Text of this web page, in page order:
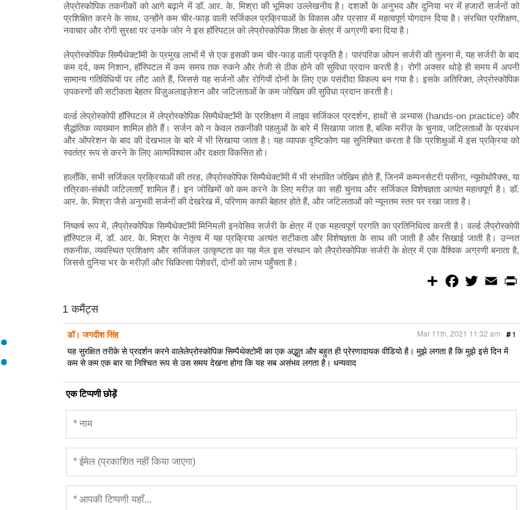
लेप्रोस्कोपिक तकनीकों को आगे बढ़ाने में डॉ. आर. के. मिश्रा की भूमिका उल्लेखनीय है। दशकों के अनुभव और दुनिया भर में हजारों सर्जनों को
प्रशिक्षित करने के साथ, उन्होंने कम चीर-फाड़ वाली सर्जिकल प्रक्रियाओं के विकास और प्रसार में महत्वपूर्ण योगदान दिया है। संरचित प्रशिक्षण,
नवाचार और रोगी सुरक्षा पर उनके जोर ने इस हॉस्पिटल को लेप्रोस्कोपिक शिक्षा के क्षेत्र में अग्रणी बना दिया है।
लेप्रोस्कोपिक सिम्पैथेक्टॉमी के प्रमुख लाभों में से एक इसकी कम चीर-फाड़ वाली प्रकृति है। पारंपरिक ओपन सर्जरी की तुलना में, यह सर्जरी के बाद
कम दर्द, कम निशान, हॉस्पिटल में कम समय तक रुकने और तेजी से ठीक होने की सुविधा प्रदान करती है। रोगी अक्सर थोड़े ही समय में अपनी
सामान्य गतिविधियों पर लौट आते हैं, जिससे यह सर्जनों और रोगियों दोनों के लिए एक पसंदीदा विकल्प बन गया है। इसके अतिरिक्त, लेप्रोस्कोपिक
उपकरणों की सटीकता बेहतर विज़ुअलाइज़ेशन और जटिलताओं के कम जोखिम की सुविधा प्रदान करती है।
वर्ल्ड लेप्रोस्कोपी हॉस्पिटल में लेप्रोस्कोपिक सिम्पैथेक्टॉमी के प्रशिक्षण में लाइव सर्जिकल प्रदर्शन, हाथों से अभ्यास (hands-on practice) और
सैद्धांतिक व्याख्यान शामिल होते हैं। सर्जन को न केवल तकनीकी पहलुओं के बारे में सिखाया जाता है, बल्कि मरीज़ के चुनाव, जटिलताओं के प्रबंधन
और ऑपरेशन के बाद की देखभाल के बारे में भी सिखाया जाता है। यह व्यापक दृष्टिकोण यह सुनिश्चित करता है कि प्रशिक्षुओं में इस प्रक्रिया को
स्वतंत्र रूप से करने के लिए आत्मविश्वास और दक्षता विकसित हो।
हालाँकि, सभी सर्जिकल प्रक्रियाओं की तरह, लैप्रोस्कोपिक सिम्पैथेक्टॉमी में भी संभावित जोखिम होते हैं, जिनमें कम्पनसेटरी पसीना, न्यूमोथोरैक्स, या
तंत्रिका-संबंधी जटिलताएँ शामिल हैं। इन जोखिमों को कम करने के लिए मरीज़ का सही चुनाव और सर्जिकल विशेषज्ञता अत्यंत महत्वपूर्ण है। डॉ.
आर. के. मिश्रा जैसे अनुभवी सर्जनों की देखरेख में, परिणाम काफी बेहतर होते हैं, और जटिलताओं को न्यूनतम स्तर पर रखा जाता है।
निष्कर्ष रूप में, लैप्रोस्कोपिक सिम्पैथेक्टॉमी मिनिमली इनवेसिव सर्जरी के क्षेत्र में एक महत्वपूर्ण प्रगति का प्रतिनिधित्व करती है। वर्ल्ड लैप्रोस्कोपी
हॉस्पिटल में, डॉ. आर. के. मिश्रा के नेतृत्व में यह प्रक्रिया अत्यंत सटीकता और विशेषज्ञता के साथ की जाती है और सिखाई जाती है। उन्नत
तकनीक, व्यवस्थित प्रशिक्षण और सर्जिकल उत्कृष्टता का यह मेल इस संस्थान को लैप्रोस्कोपिक सर्जरी के क्षेत्र में एक वैश्विक अग्रणी बनाता है,
जिससे दुनिया भर के मरीज़ों और चिकित्सा पेशेवरों, दोनों को लाभ पहुँचता है।
S
o
o
w
e
r
E
m
1 कमैंट्स
डॉ। जगदीश सिंह #1
Mar 11th, 2021 11:32 am
यह सुरक्षित तरीके से प्रदर्शन करने वालेलेप्रोस्कोपिक सिम्पैथेक्टोमी का एक अद्भुत और बहुत ही प्रेरणादायक वीडियो है। मुझे लगता है कि मुझे इसे दिन में
कम से कम एक बार या निश्चित रूप से उस समय देखना होगा कि यह सब असंभव लगता है। धन्यवाद
एक टिप्पणी छोड़ें